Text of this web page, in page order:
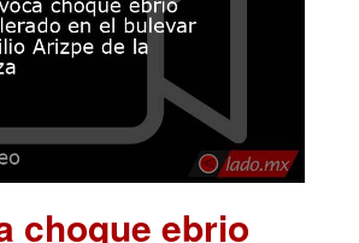
choque ebrio